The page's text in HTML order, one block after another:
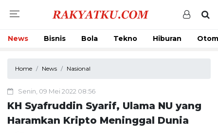
News Bisnis Bola Tekno Hiburan
Home News Nasional
Senin, 09 Mei 2022 08:56
KH Syafruddin Syarif, Ulama NU yang
Haramkan Kripto Meninggal Dunia